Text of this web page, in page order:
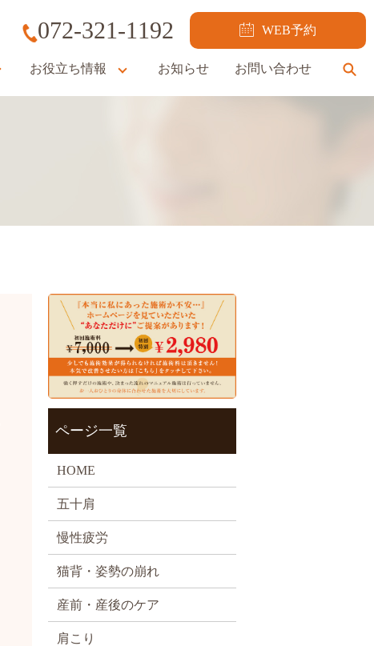
072-321-1192 WEB予約
お役立ち情報 お知らせ お問い合わせ
ページ一覧
HOME
五十肩
慢性疲労
猫背・姿勢の崩れ
産前・産後のケア
肩こり